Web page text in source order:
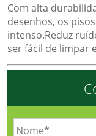
Com alta
desenhos, os
intenso.Reduz
ser fácil de limpar